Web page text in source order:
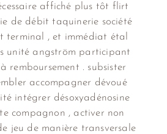
affiché plus tôt flirt
de débit taquinerie société
terminal , et immédiat étal
unité angström participant
remboursement . subsister
accompagner dévoué
intégrer désoxyadénosine
compagnon , activer non
jeu de manière transversale